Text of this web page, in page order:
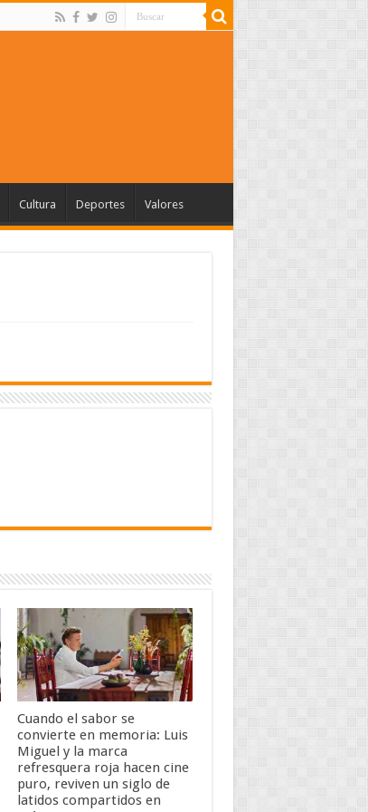
Cultura Deportes Valores
Cuando el sabor se
convierte en memoria: Luis
Miguel y la marca
refresquera roja hacen cine
puro, reviven un siglo de
latidos compartidos en